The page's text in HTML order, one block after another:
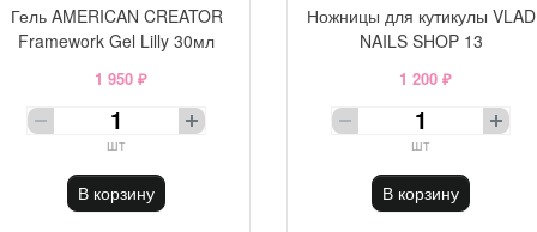
Гель AMERICAN CREATOR
Framework Gel Lilly 30мл
1 950 ₽
шт
В корзину
Ножницы для кутикулы VLAD
NAILS SHOP 13
1 200 ₽
шт
В корзину